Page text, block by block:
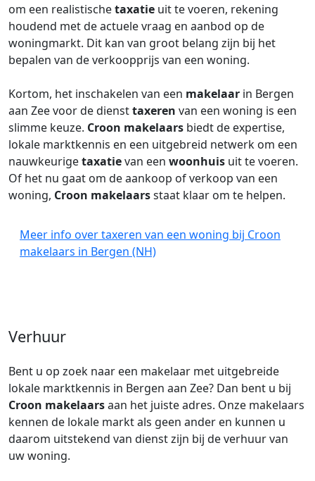
om een realistischetaxatie uit te voeren, rekening
houdend met de actuele vraag en aanbod op de
woningmarkt. Dit kan van groot belang zijn bij het
bepalen van de verkoopprijs van een woning.
Kortom, het inschakelen van een makelaar in Bergen
aan Zee voor de diensttaxeren van een woning is een
slimme keuze. Croon makelaars biedt de expertise,
lokale marktkennis en een uitgebreid netwerk om een
nauwkeurigetaxatievan een woonhuis uit te voeren.
Of het nu gaat om de aankoop of verkoop van een
woning, Croon makelaarsstaat klaar om te helpen.
Meer info over taxeren van een woning bij Croon
makelaars in Bergen (NH)
Verhuur
Bent u op zoek naar een makelaar met uitgebreide
lokale marktkennis in Bergen aan Zee? Dan bent u bij
Croon makelaarsaan het juiste adres. Onze makelaars
kennen de lokale markt als geen ander en kunnen u
daarom uitstekend van dienst zijn bij de verhuur van
uw woning.